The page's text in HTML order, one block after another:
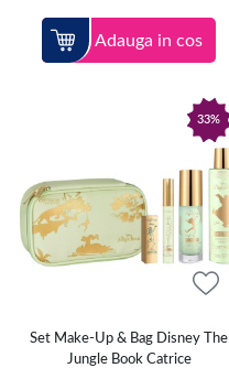
Adauga in cos
33%
Set Make-Up & Bag Disney The
Jungle Book Catrice